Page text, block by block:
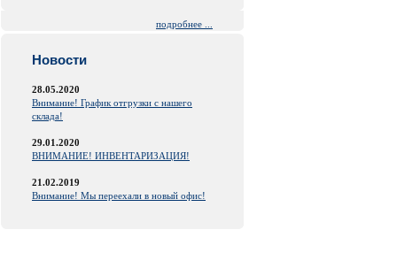
подробнее ...
Новости
28.05.2020
Внимание! График отгрузки с нашего
склада!
29.01.2020
ВНИМАНИЕ! ИНВЕНТАРИЗАЦИЯ!
21.02.2019
Внимание! Мы переехали в новый офис!